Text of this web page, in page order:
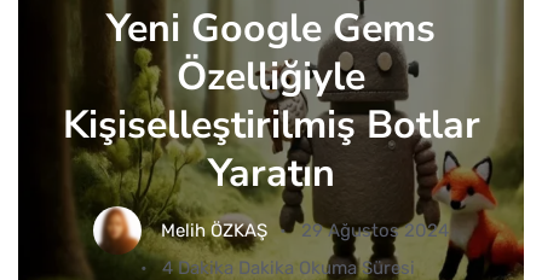
Yeni Google Gems
Özelliğiyle
Kişiselleştirilmiş Botlar
Yaratın
Melih ÖZKAŞ
29 Ağustos 2024
4 Dakika Dakika Okuma Süresi